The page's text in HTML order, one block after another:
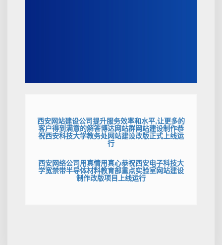
西安网站建设公司提升服务效率和水平,让更多的
客户得到满意的解答博达网站群网站建设制作恭
祝西安科技大学教务处网站建设改版正式上线运
行
西安网络公司用真情用真心恭祝西安电子科技大
学宽禁带半导体材料教育部重点实验室网站建设
制作改版项目上线运行